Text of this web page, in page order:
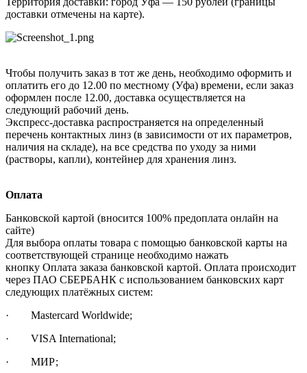
доставки отмечены на карте).
Чтобы получить заказ в тот же день, необходимо оформить и
оплатить его до 12.00 по местному (Уфа) времени, если заказ
оформлен после 12.00, доставка осуществляется на
следующий рабочий день.
Экспресс-доставка распространяется на определенный
перечень контактных линз (в зависимости от их параметров,
наличия на складе), на все средства по уходу за ними
(растворы, капли), контейнер для хранения линз.
Оплата
Банковской картой (вносится 100% предоплата онлайн на
сайте)
Для выбора оплаты товара с помощью банковской карты на
соответствующей странице необходимо нажать
кнопку Оплата заказа банковской картой. Оплата происходит
через ПАО СБЕРБАНК с использованием банковских карт
следующих платёжных систем:
· Mastercard Worldwide;
· VISA International;
· МИР;